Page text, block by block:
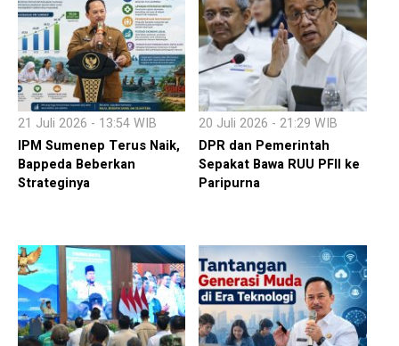
21 Juli 2026 - 13:54 WIB
IPM Sumenep Terus Naik,
Bappeda Beberkan
Strateginya
20 Juli 2026 - 21:29 WIB
DPR dan Pemerintah
Sepakat Bawa RUU PFII ke
Paripurna